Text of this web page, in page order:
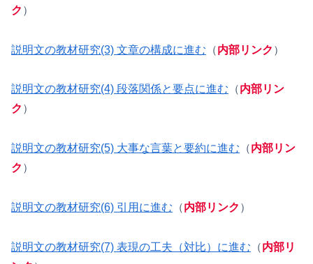
ク ）
説明文の教材研究(3) 文章の構成に進む （内部リンク ）
説明文の教材研究(4) 段落関係と要点に進む （内部リン
ク ）
説明文の教材研究(5) 大事な言葉と要約に進む （内部リン
ク ）
説明文の教材研究(6) 引用に進む （内部リンク ）
説明文の教材研究(7) 表現の工夫（対比）に進む （内部リ